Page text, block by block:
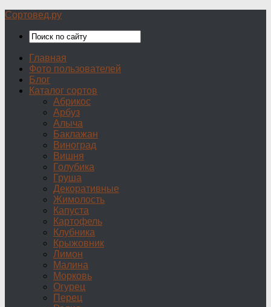
Сортовед.ру
Главная
Фото пользователей
Блог
Каталог сортов
Абрикос
Арбуз
Алыча
Баклажан
Виноград
Вишня
Голубика
Груша
Декоративные
Жимолость
Капуста
Картофель
Клубника
Крыжовник
Лимон
Малина
Морковь
Огурец
Перец